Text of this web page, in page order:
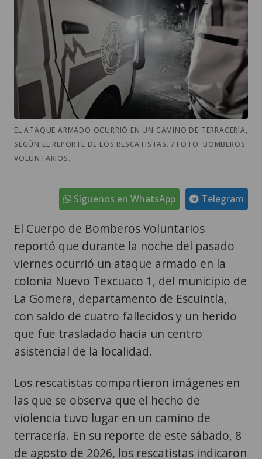
EL ATAQUE ARMADO OCURRIÓ EN UN CAMINO DE TERRACERÍA,
SEGÚN EL REPORTE DE LOS RESCATISTAS. / FOTO: BOMBEROS
VOLUNTARIOS.
Telegram
Síguenos en WhatsApp
El Cuerpo de Bomberos Voluntarios
reportó que durante la noche del pasado
viernes ocurrió un ataque armado en la
colonia Nuevo Texcuaco 1, del municipio de
La Gomera, departamento de Escuintla,
con saldo de cuatro fallecidos y un herido
que fue trasladado hacia un centro
asistencial de la localidad.
Los rescatistas compartieron imágenes en
las que se observa que el hecho de
violencia tuvo lugar en un camino de
terracería. En su reporte de este sábado, 8
de agosto de 2026, los rescatistas indicaron